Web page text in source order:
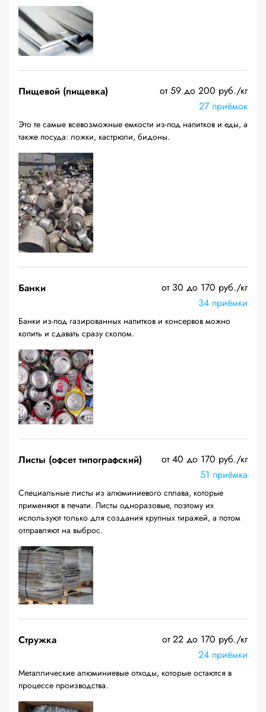
Пищевой (пищевка)
от 59 до 200 руб./кг
27 приёмок
Это те самые всевозможные емкости из-под напитков и еды, а
также посуда: ложки, кастрюли, бидоны.
Банки
от 30 до 170 руб./кг
34 приёмки
Банки из-под газированных напитков и консервов можно
копить и сдавать сразу скопом.
Листы (офсет типографский)
от 40 до 170 руб./кг
51 приёмка
Специальные листы из алюминиевого сплава, которые
применяют в печати. Листы одноразовые, поэтому их
используют только для создания крупных тиражей, а потом
отправляют на выброс.
Стружка
от 22 до 170 руб./кг
24 приёмки
Металлические алюминиевые отходы, которые остаются в
процессе производства.